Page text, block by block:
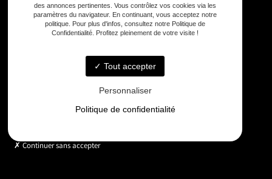
06 33 48 35 75
contact@gd-drones-services.fr
Horaires
des annonces pertinentes. Vous contrôlez vos cookies via les
paramètres du navigateur. En continuant, vous acceptez notre
politique. Pour plus d'infos, consultez notre Politique de
Confidentialité. Profitez pleinement de votre visite !
Tout accepter
Personnaliser
Politique de confidentialité
Continuer sans accepter